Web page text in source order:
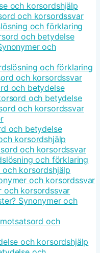
och korsordshjälp
och korsordssvar
och förklaring
och betydelse
och
och förklaring
och korsordssvar
och betydelse
och betydelse
och korsordssvar
och betydelse
korsordshjälp
och korsordssvar
och förklaring
korsordshjälp
och korsordssvar
och korsordssvar
Synonymer och
och
och korsordshjälp